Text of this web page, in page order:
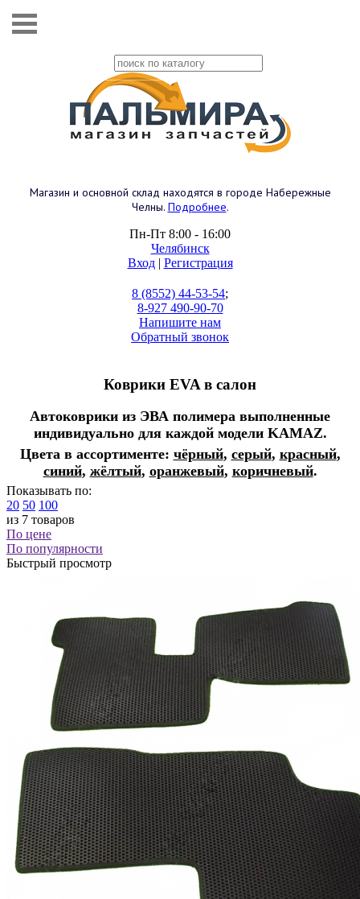
Магазин и основной склад находятся в городе Набережные
Челны. Подробнее.
Пн-Пт 8:00 - 16:00
Челябинск
Вход| Регистрация
8 (8552) 44-53-54;
8-927 490-90-70
Напишите нам
Обратный звонок
Коврики EVA в салон
Автоковрики из ЭВА полимера выполненные
индивидуально для каждой модели KAMAZ.
Цвета в ассортименте: чёрный, серый, красный,
синий, жёлтый, оранжевый, коричневый.
Показывать по:
20 50 100
из 7 товаров
По цене
По популярности
Быстрый просмотр